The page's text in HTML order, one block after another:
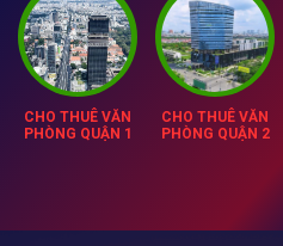
CHO THUÊ VĂN
PHÒNG QUẬN 1
CHO THUÊ VĂN
PHÒNG QUẬN 2